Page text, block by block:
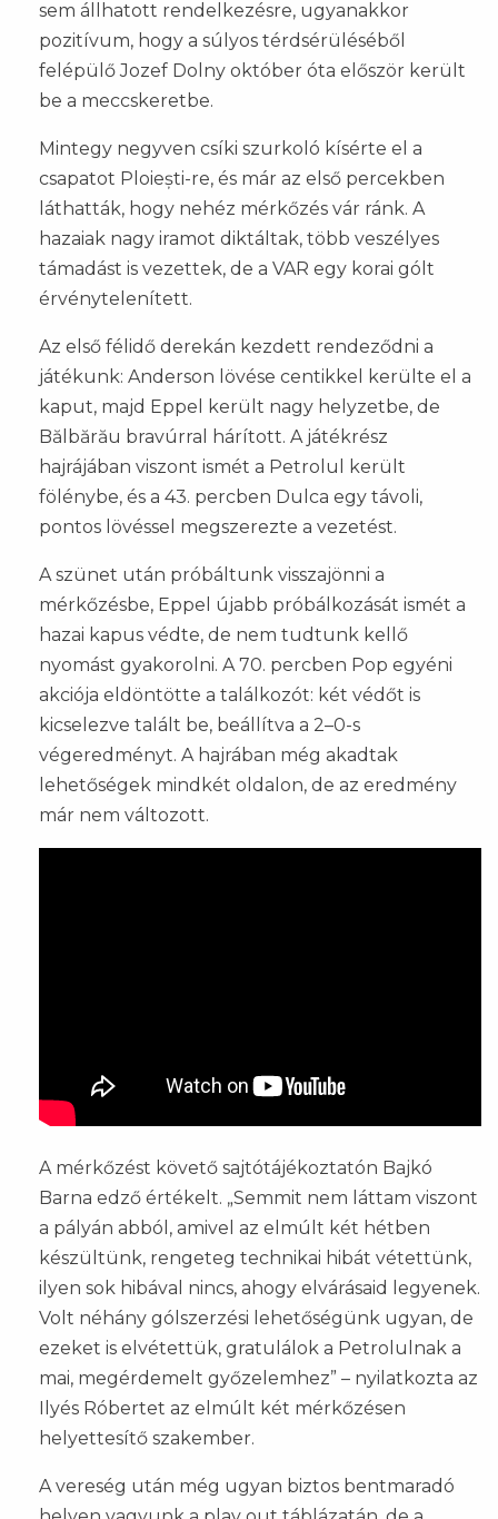
sem állhatott rendelkezésre, ugyanakkor
pozitívum, hogy a súlyos térdsérüléséből
felépülő Jozef Dolny október óta először került
be a meccskeretbe.
Mintegy negyven csíki szurkoló kísérte el a
csapatot Ploiești-re, és már az első percekben
láthatták, hogy nehéz mérkőzés vár ránk. A
hazaiak nagy iramot diktáltak, több veszélyes
támadást is vezettek, de a VAR egy korai gólt
érvénytelenített.
Az első félidő derekán kezdett rendeződni a
játékunk: Anderson lövése centikkel kerülte el a
kaput, majd Eppel került nagy helyzetbe, de
Bălbărău bravúrral hárított. A játékrész
hajrájában viszont ismét a Petrolul került
fölénybe, és a 43. percben Dulca egy távoli,
pontos lövéssel megszerezte a vezetést.
A szünet után próbáltunk visszajönni a
mérkőzésbe, Eppel újabb próbálkozását ismét a
hazai kapus védte, de nem tudtunk kellő
nyomást gyakorolni. A 70. percben Pop egyéni
akciója eldöntötte a találkozót: két védőt is
kicselezve talált be, beállítva a 2–0-s
végeredményt. A hajrában még akadtak
lehetőségek mindkét oldalon, de az eredmény
már nem változott.
A mérkőzést követő sajtótájékoztatón Bajkó
Barna edző értékelt. „Semmit nem láttam viszont
a pályán abból, amivel az elmúlt két hétben
készültünk, rengeteg technikai hibát vétettünk,
ilyen sok hibával nincs, ahogy elvárásaid legyenek.
Volt néhány gólszerzési lehetőségünk ugyan, de
ezeket is elvétettük, gratulálok a Petrolulnak a
mai, megérdemelt győzelemhez” – nyilatkozta az
Ilyés Róbertet az elmúlt két mérkőzésen
helyettesítő szakember.
A vereség után még ugyan biztos bentmaradó